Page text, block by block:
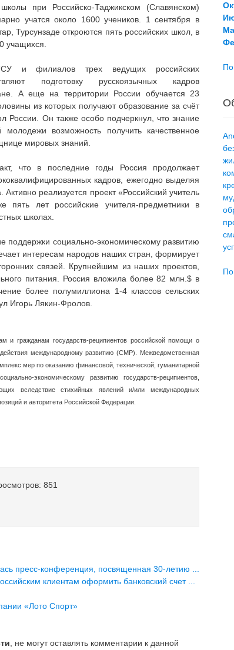
при Российско-Таджикском (Славянском)
учатся около 1600 учеников. 1 сентября в
Турсунзаде откроются пять российских школ, в
учащихся.
и филиалов трех ведущих российских
подготовку русскоязычных кадров
А еще на территории России обучается 23
из которых получают образование за счёт
России. Он также особо подчеркнул, что знание
молодежи возможность получить качественное
мировых знаний.
что в последние годы Россия продолжает
кадров, ежегодно выделяя
реализуется проект «Российский учитель
лет российские учителя-предметники в
школах.
поддержки социально-экономическому развитию
интересам народов наших стран, формирует
связей. Крупнейшим из наших проектов,
питания. Россия вложила более 82 млн.$ в
более полумиллиона 1-4 классов сельских
Игорь Лякин-Фролов.
и гражданам государств-реципиентов российской помощи о
международному развитию (СМР). Межведомственная
мер по оказанию финансовой, технической, гуманитарной
экономическому развитию государств-реципиентов,
вследствие стихийных явлений и/или международных
и авторитета Российской Федерации.
851
пресс-конференция, посвященная 30-летию ...
клиентам оформить банковский счет ...
«Лото Спорт»
, не могут оставлять комментарии к данной